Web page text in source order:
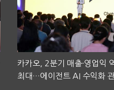
카카오, 2분기 매출·영업익
최대…에이전트 AI 수익화